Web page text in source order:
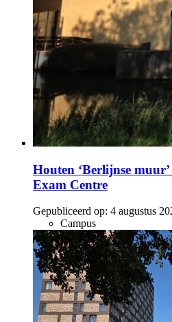
Houten ‘Berlijnse
Exam Centre
Gepubliceerd op: 4 augustus
Campus